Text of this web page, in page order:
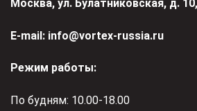
Москва, ул. Булатниковская, д.
Е-mail: info@vortex-russia.ru
Режим работы:
По будням: 10.00-18.00